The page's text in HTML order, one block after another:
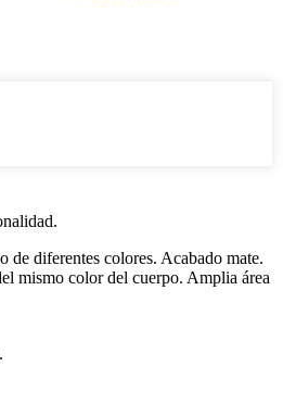
de diferentes colores. Acabado mate.
mismo color del cuerpo. Amplia área